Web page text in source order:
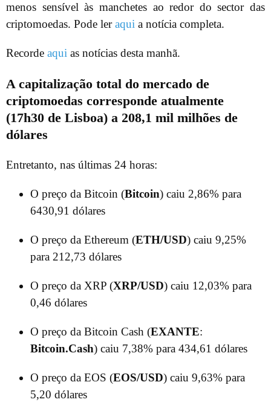
menos sensível às manchetes ao redor do sector das
criptomoedas. Pode leraqui a notícia completa.
Recorde aqui as notícias desta manhã.
A capitalização total do mercado de
criptomoedas corresponde atualmente
(17h30 de Lisboa) a 208,1 mil milhões de
dólares
Entretanto, nas últimas 24 horas:
O preço da Bitcoin (Bitcoin) caiu 2,86% para
6430,91 dólares
O preço da Ethereum (ETH/USD) caiu 9,25%
para 212,73 dólares
O preço da XRP (XRP/USD) caiu 12,03% para
0,46 dólares
O preço da Bitcoin Cash (EXANTE:
Bitcoin.Cash) caiu 7,38% para 434,61 dólares
O preço da EOS (EOS/USD) caiu 9,63% para
5,20 dólares